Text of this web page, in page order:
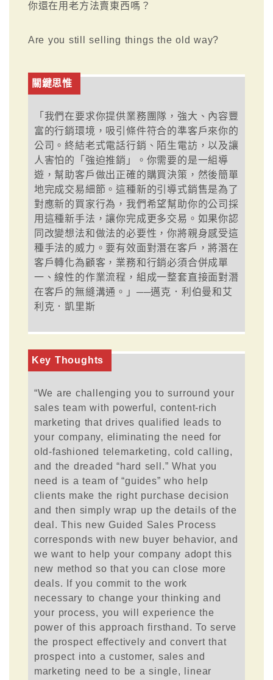
你還在用老方法賣東西嗎？
Are you still selling things the old way?
關鍵思惟
「我們在要求你提供業務團隊，強大、內容豐
富的行銷環境，吸引條件符合的準客戶來你的
公司。終結老式電話行銷、陌生電訪，以及讓
人害怕的「強迫推銷」。你需要的是一組導
遊，幫助客戶做出正確的購買決策，然後簡單
地完成交易細節。這種新的引導式銷售是為了
對應新的買家行為，我們希望幫助你的公司採
用這種新手法，讓你完成更多交易。如果你認
同改變想法和做法的必要性，你將親身感受這
種手法的威力。要有效面對潛在客戶，將潛在
客戶轉化為顧客，業務和行銷必須合併成單
一、線性的作業流程，組成一整套直接面對潛
在客戶的無縫溝通。」──邁克．利伯曼和艾
利克．凱里斯
Key Thoughts
“We are challenging you to surround your
sales team with powerful, content-rich
marketing that drives qualified leads to
your company, eliminating the need for
old-fashioned telemarketing, cold calling,
and the dreaded “hard sell.” What you
need is a team of “guides” who help
clients make the right purchase decision
and then simply wrap up the details of the
deal. This new Guided Sales Process
corresponds with new buyer behavior, and
we want to help your company adopt this
new method so that you can close more
deals. If you commit to the work
necessary to change your thinking and
your process, you will experience the
power of this approach firsthand. To serve
the prospect effectively and convert that
prospect into a customer, sales and
marketing need to be a single, linear